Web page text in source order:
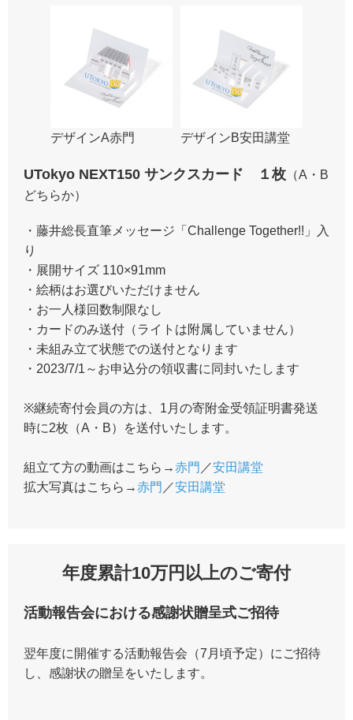
デザインA赤門 デザインB安田講堂
UTokyo NEXT150 サンクスカード １枚 （A・B
どちらか）
・藤井総長直筆メッセージ「Challenge Together!!」入
り
・展開サイズ 110×91mm
・絵柄はお選びいただけません
・お一人様回数制限なし
・カードのみ送付（ライトは附属していません）
・未組み立て状態での送付となります
・2023/7/1～お申込分の領収書に同封いたします
※継続寄付会員の方は、1月の寄附金受領証明書発送
時に2枚（A・B）を送付いたします。
組立て方の動画はこちら→赤門 ／安田講堂
拡大写真はこちら→赤門 ／安田講堂
年度累計10万円以上のご寄付
活動報告会における感謝状贈呈式ご招待
翌年度に開催する活動報告会（7月頃予定）にご招待
し、感謝状の贈呈をいたします。